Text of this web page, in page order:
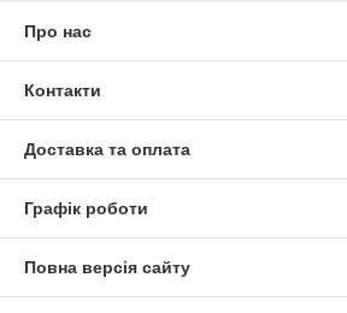
Про нас
Контакти
Доставка та оплата
Графік роботи
Повна версія сайту